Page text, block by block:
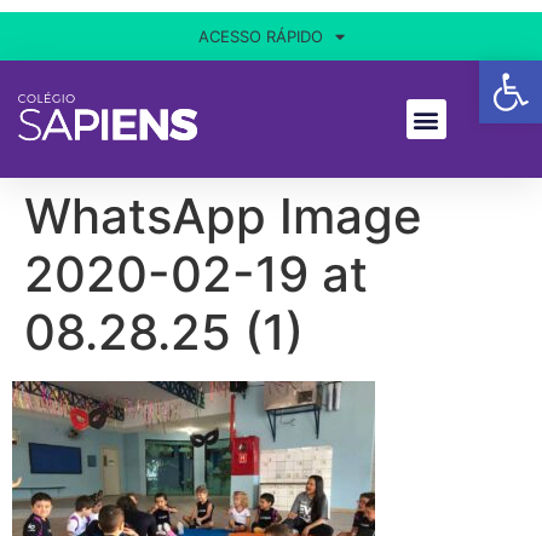
ACESSO RÁPIDO
WhatsApp Image
2020-02-19 at
08.28.25 (1)